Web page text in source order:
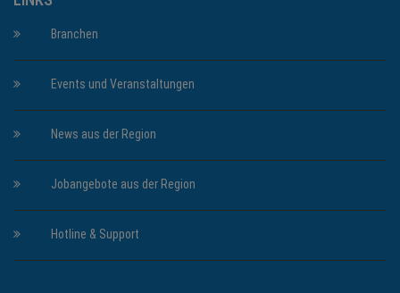
Branchen
Events und Veranstaltungen
News aus der Region
Jobangebote aus der Region
Hotline & Support